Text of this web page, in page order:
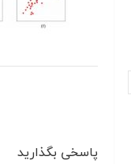
پاسخی بگذارید